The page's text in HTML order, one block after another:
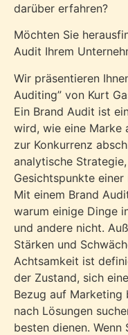
darüber erfahren?
Möchten Sie
Audit Ihrem
Wir präsentieren
Auditing” von Kurt
Ein Brand Audit ist
wird, wie eine Marke
zur Konkurrenz
analytische
Gesichtspunkte
Mit einem Brand
warum einige Dinge
und andere nicht.
Stärken und
Achtsamkeit ist
der Zustand, sich
Bezug auf
nach Lösungen
besten dienen.